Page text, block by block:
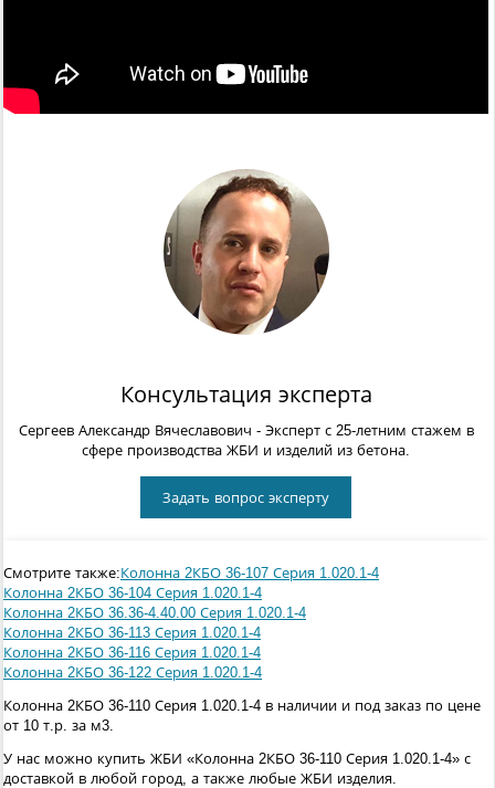
Консультация эксперта
Сергеев Александр Вячеславович - Эксперт с 25-летним стажем в
сфере производства ЖБИ и изделий из бетона.
Задать вопрос эксперту
Смотрите также:Колонна 2КБО 36-107 Серия 1.020.1-4
Колонна 2КБО 36-104 Серия 1.020.1-4
Колонна 2КБО 36.36-4.40.00 Серия 1.020.1-4
Колонна 2КБО 36-113 Серия 1.020.1-4
Колонна 2КБО 36-116 Серия 1.020.1-4
Колонна 2КБО 36-122 Серия 1.020.1-4
Колонна 2КБО 36-110 Серия 1.020.1-4 в наличии и под заказ по цене
от 10 т.р. за м3.
У нас можно купить ЖБИ «Колонна 2КБО 36-110 Серия 1.020.1-4» с
доставкой в любой город, а также любые ЖБИ изделия.